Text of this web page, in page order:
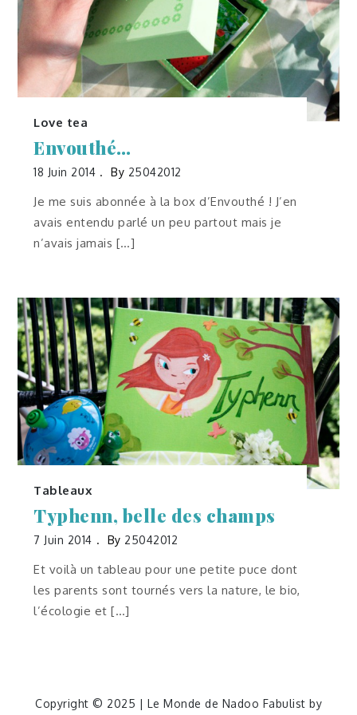
Love tea
Envouthé…
18 Juin 2014 By 25042012
Je me suis abonnée à la box d’Envouthé ! J’en
avais entendu parlé un peu partout mais je
n’avais jamais […]
Tableaux
Typhenn, belle des champs
7 Juin 2014 By 25042012
Et voilà un tableau pour une petite puce dont
les parents sont tournés vers la nature, le bio,
l’écologie et […]
Copyright © 2025 | Le Monde de Nadoo Fabulist by